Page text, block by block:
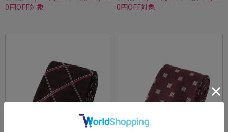
0円OFF対象
0円OFF対象